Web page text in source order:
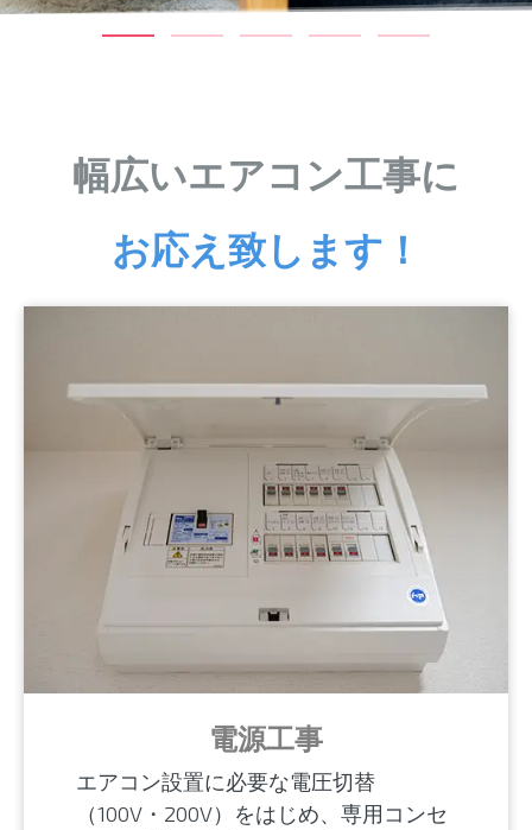
幅広いエアコン工事に
お応え致します！
電源工事
エアコン設置に必要な電圧切替
（100V・200V）をはじめ、専用コンセ